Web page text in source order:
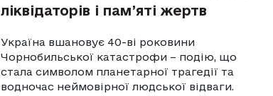
ліквідаторів і пам’яті жертв
Україна вшановує 40-ві роковини
Чорнобильської катастрофи – подію, що
стала символом планетарної трагедії та
водночас неймовірної людської відваги.